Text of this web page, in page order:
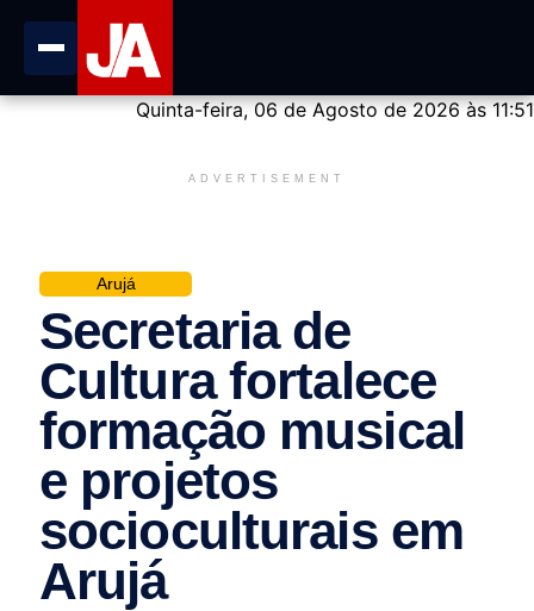
Quinta-feira, 06 de Agosto de 2026 às 11:51
ADVERTISEMENT
Arujá
Secretaria de
Cultura fortalece
formação musical
e projetos
socioculturais em
Arujá